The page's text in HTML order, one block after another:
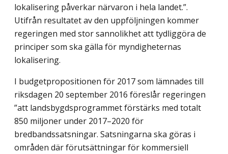
lokalisering påverkar närvaron i hela landet.”.
Utifrån resultatet av den uppföljningen kommer
regeringen med stor sannolikhet att tydliggöra de
principer som ska gälla för myndigheternas
lokalisering.
I budgetpropositionen för 2017 som lämnades till
riksdagen 20 september 2016 föreslår regeringen
”att landsbygdsprogrammet förstärks med totalt
850 miljoner under 2017–2020 för
bredbandssatsningar. Satsningarna ska göras i
områden där förutsättningar för kommersiell